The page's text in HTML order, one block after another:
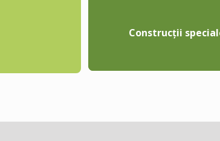
Construcții